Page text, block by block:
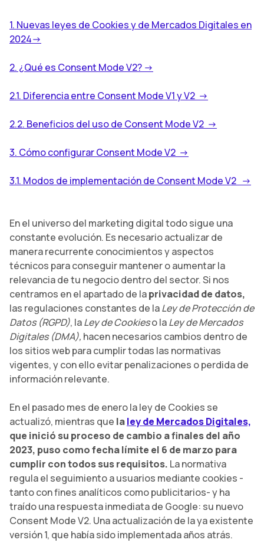
1. Nuevas leyes de Cookies y de Mercados Digitales en
2024->
2. ¿Qué es Consent Mode V2? ->
2.1. Diferencia entre Consent Mode V1 y V2 ->
2.2. Beneficios del uso de Consent Mode V2 ->
3. Cómo configurar Consent Mode V2 ->
3.1. Modos de implementación de Consent Mode V2 ->
En el universo del marketing digital todo sigue una
constante evolución. Es necesario actualizar de
manera recurrente conocimientos y aspectos
técnicos para conseguir mantener o aumentar la
relevancia de tu negocio dentro del sector. Si nos
centramos en el apartado de laprivacidad de datos,
las regulaciones constantes de laLey de Protección de
Datos (RGPD), laLey de Cookieso laLey de Mercados
Digitales (DMA), hacen necesarios cambios dentro de
los sitios web para cumplir todas las normativas
vigentes, y con ello evitar penalizaciones o perdida de
información relevante.
En el pasado mes de enero la ley de Cookies se
actualizó, mientras que laley de Mercados Digitales,
que inició su proceso de cambio a finales del año
2023, puso como fecha límite el 6 de marzo para
cumplir con todos sus requisitos. La normativa
regula el seguimiento a usuarios mediante cookies -
tanto con fines analíticos como publicitarios- y ha
traído una respuesta inmediata de Google: su nuevo
Consent Mode V2. Una actualización de la ya existente
versión 1, que había sido implementada años atrás.